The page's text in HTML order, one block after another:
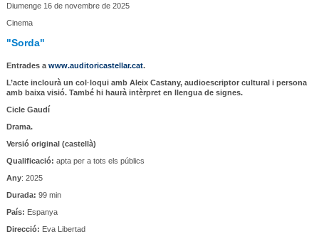
Diumenge 16 de novembre de 2025
Cinema
"Sorda"
Entrades a www.auditoricastellar.cat.
L’acte inclourà un col·loqui amb Aleix Castany, audioescriptor cultural i persona
amb baixa visió. També hi haurà intèrpret en llengua de signes.
Cicle Gaudí
Drama.
Versió original (castellà)
Qualificació: apta per a tots els públics
Any: 2025
Durada: 99 min
País: Espanya
Direcció: Eva Libertad